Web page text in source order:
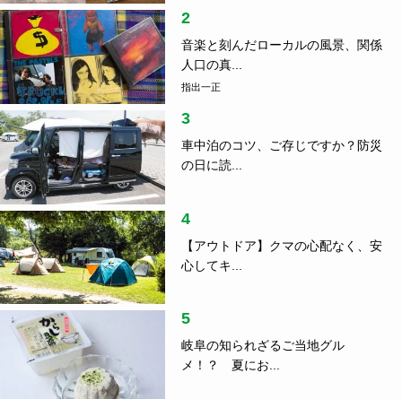
2
音楽と刻んだローカルの風景、関係
人口の真...
指出一正
3
車中泊のコツ、ご存じですか？防災
の日に読...
4
【アウトドア】クマの心配なく、安
心してキ...
5
岐阜の知られざるご当地グル
メ！？ 夏にお...